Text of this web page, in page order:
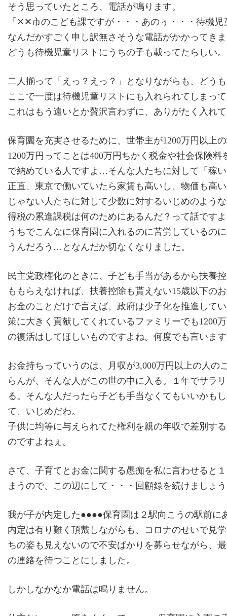
そう思っていたところ、電話が鳴ります。
「✕✕市のこども課ですが・・・あのぅ・・・待機
なんだかすごく申し訳無さそうな電話がかかってき
どうも待機児童リストにうちの子も載ってたらしい。
二人揃って「えっ？えっ？」となりながらも、どう
ここで一度は待機児童リストにも入れられてしまっ
これはもう遠いとか贅沢言わずに、ありがたく入れ
保育園を充実させるために、世帯主が1200万円以上
1200万円ってことは400万円ちかく税金や社会保険
で納めている人ですよ…そんな人たちに対して「稼
正直、東京で働いていたら家賃も高いし、物価も高
じゃない人たちに対して少数に対するいじめのよう
得税の累進課税は何のためにあるんだ？って話です
うちでこんなに保育園に入れるのに苦労しているの
うんだろう…となんだか切なくなりました。
民主党政権化のときに、子ども手当があるから扶養
ももらえなければ、扶養控除も貰えない15歳以下の
お金のことだけで言えば、政府は少子化を推進して
策に大きく貢献してくれているファミリーでも1200
の復活はしてほしいものですよね。何度でも言いま
お金持ちっていうのは、月収が3,000万円以上の人
らんが、そんな人がこの世の中に入る。１年でサラ
る。そんな人だったら子ども手当なくてもいいかも
て、いじめだわ。
子供に均等に与えられてた権利を親の年収で差別す
のですよねぇ。
さて、子育てとお金に関する愚痴を私に言わせると
まうので、この辺にして・・・回顧録を続けましょ
我が子が内定した●●●●保育園は２駅向こうの駅前に
内定は有り難く頂戴しながらも、コロナのせいで見
ちの姿も見えないので不安ばかりを募らせながら、
の連絡を待つことにしました。
しかしなかなか電話は鳴りません。